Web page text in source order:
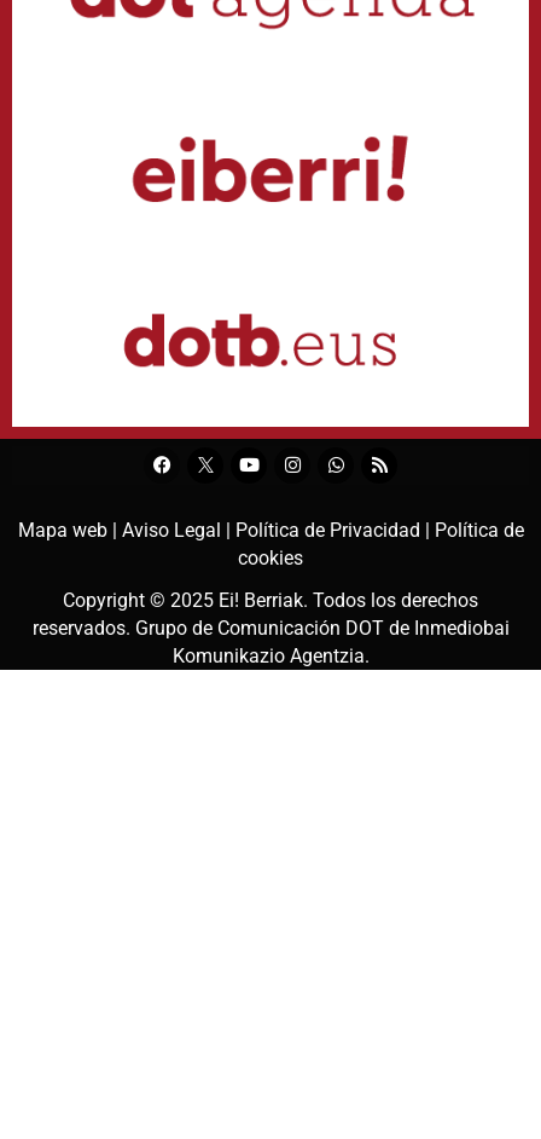
Mapa web | Aviso Legal | Política de Privacidad | Política de
cookies
Copyright © 2025 Ei! Berriak. Todos los derechos
reservados. Grupo de Comunicación DOT de Inmediobai
Komunikazio Agentzia.